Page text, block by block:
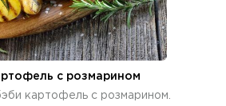
с розмарином
картофель с розмарином.